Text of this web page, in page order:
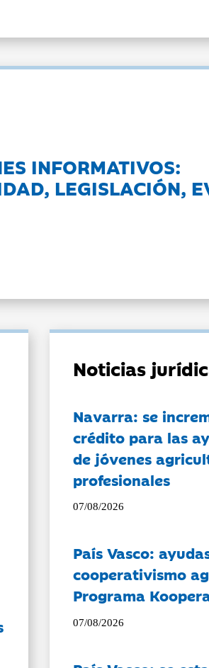
INFORMATIVOS:
LEGISLACIÓN,
Noticias
Navarra: se
crédito para las
de jóvenes
profesionales
07/08/2026
País Vasco:
cooperativismo
Programa
07/08/2026